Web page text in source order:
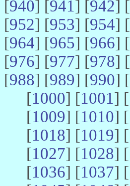
[940] [941] [942] [
[952] [953] [954] [
[964] [965] [966] [
[976] [977] [978] [
[988] [989] [990] [
[1000] [1001] [
[1009] [1010] [
[1018] [1019] [
[1027] [1028] [
[1036] [1037] [